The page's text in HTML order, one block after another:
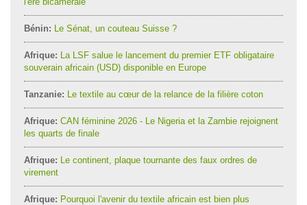
Bénin: Le Sénat, un couteau Suisse ?
Afrique: La LSF salue le lancement du premier ETF obligataire
souverain africain (USD) disponible en Europe
Tanzanie: Le textile au cœur de la relance de la filière coton
Afrique: CAN féminine 2026 - Le Nigeria et la Zambie rejoignent
les quarts de finale
Afrique: Le continent, plaque tournante des faux ordres de
virement
Afrique: Pourquoi l'avenir du textile africain est bien plus